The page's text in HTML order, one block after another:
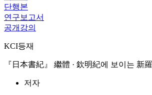
단행본
연구보고서
공개강의
KCI등재
『日本書紀』 繼體 · 欽明紀에 보이는 新
저자